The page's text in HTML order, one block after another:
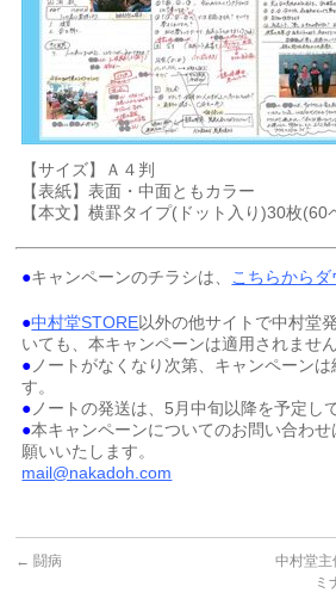
【サイズ】Ａ４判
【表紙】表面・中面ともカラー
【本文】横罫タイプ(ドット入り)30枚(60
●キャンペーンのチラシは、 こちらからダ
●中村堂STORE以外の他サイトで中村堂
いても、本キャンペーンは適用されませ
● ノートがなくなり次第、キャンペーン
す。
● ノートの発送は、5月中旬以降を予定し
●本キャンペーンについてのお問い合わ
願いいたします。
mail@nakadoh.com
← 闘病
中村堂主
ミ